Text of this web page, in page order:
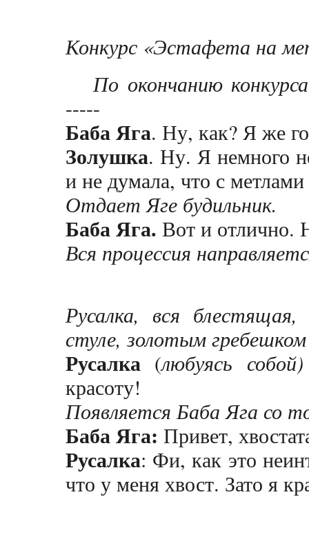
Конкурс «Эстафета на
По окончанию
-----
Баба Яга. Ну, как? Я же
Золушка. Ну. Я немного
и не думала, что с
Отдает Яге будильник.
Баба Яга. Вот и отлично.
Вся процессия
Русалка, вся
стуле, золотым
Русалка (любуясь собой)
красоту!
Появляется Баба Яга со
Баба Яга: Привет,
Русалка: Фи, как это
что у меня хвост. Зато я